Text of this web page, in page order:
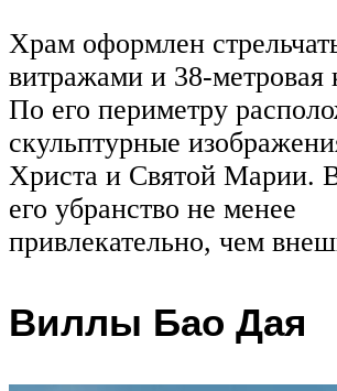
Храм оформлен
витражами и 38-метровая
По его периметру
скульптурные
Христа и Святой Марии.
его убранство не менее
привлекательно, чем
Виллы Бао Дая